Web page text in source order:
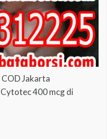
Jakarta
400 mcg di